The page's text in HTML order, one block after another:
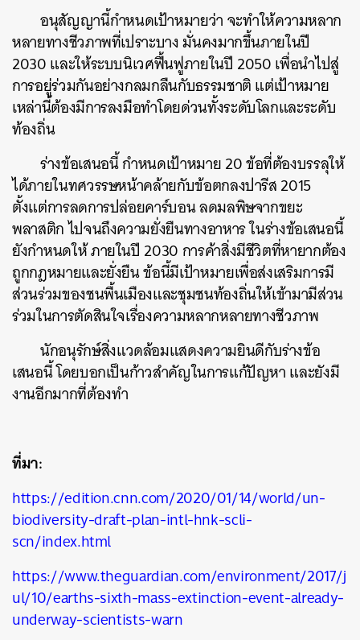
อนุสัญญานี้กำหนดเป้าหมายว่า จะทำให้ความหลาก
หลายทางชีวภาพที่เปราะบาง มั่นคงมากขึ้นภายในปี
2030 และให้ระบบนิเวศฟื้นฟูภายในปี 2050 เพื่อนำไปสู่
การอยู่ร่วมกันอย่างกลมกลืนกับธรรมชาติ แต่เป้าหมาย
เหล่านี้ต้องมีการลงมือทำโดยด่วนทั้งระดับโลกและระดับ
ท้องถิ่น
ร่างข้อเสนอนี้ กำหนดเป้าหมาย 20 ข้อที่ต้องบรรลุให้
ได้ภายในทศวรรษหน้าคล้ายกับข้อตกลงปารีส 2015
ตั้งแต่การลดการปล่อยคาร์บอน ลดมลพิษจากขยะ
พลาสติก ไปจนถึงความยั่งยืนทางอาหาร ในร่างข้อเสนอนี้
ยังกำหนดให้ ภายในปี 2030 การค้าสิ่งมีชีวิตที่หายากต้อง
ถูกกฎหมายและยั่งยืน ข้อนี้มีเป้าหมายเพื่อส่งเสริมการมี
ส่วนร่วมของชนพื้นเมืองและชุมชนท้องถิ่นให้เข้ามามีส่วน
ร่วมในการตัดสินใจเรื่องความหลากหลายทางชีวภาพ
นักอนุรักษ์สิ่งแวดล้อมแสดงความยินดีกับร่างข้อ
เสนอนี้ โดยบอกเป็นก้าวสำคัญในการแก้ปัญหา และยังมี
งานอีกมากที่ต้องทำ
ที่มา:
https://edition.cnn.com/2020/01/14/world/un-
biodiversity-draft-plan-intl-hnk-scli-
scn/index.html
https://www.theguardian.com/environment/2017/j
ul/10/earths-sixth-mass-extinction-event-already-
underway-scientists-warn
ค้นหา
SHARE TWEET LINE EMAIL